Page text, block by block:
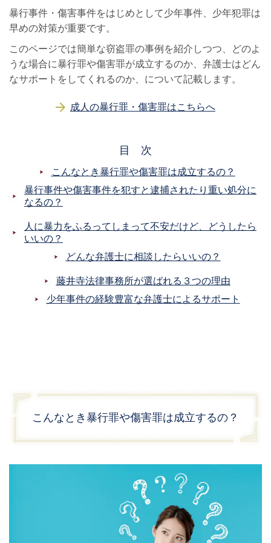
暴行事件・傷害事件をはじめとして少年事件、少年犯罪は
早めの対策が重要です。
このページでは簡単な窃盗罪の事例を紹介しつつ、どのよ
うな場合に暴行罪や傷害罪が成立するのか、弁護士はどん
なサポートをしてくれるのか、について記載します。
成人の暴行罪・傷害罪はこちらへ
目 次
こんなとき暴行罪や傷害罪は成立するの？
暴行事件や傷害事件を犯すと逮捕されたり重い処分に
なるの？
人に暴力をふるってしまって不安だけど、どうしたら
いいの？
どんな弁護士に相談したらいいの？
藤井寺法律事務所が選ばれる３つの理由
少年事件の経験豊富な弁護士によるサポート
こんなとき暴行罪や傷害罪は成立するの？